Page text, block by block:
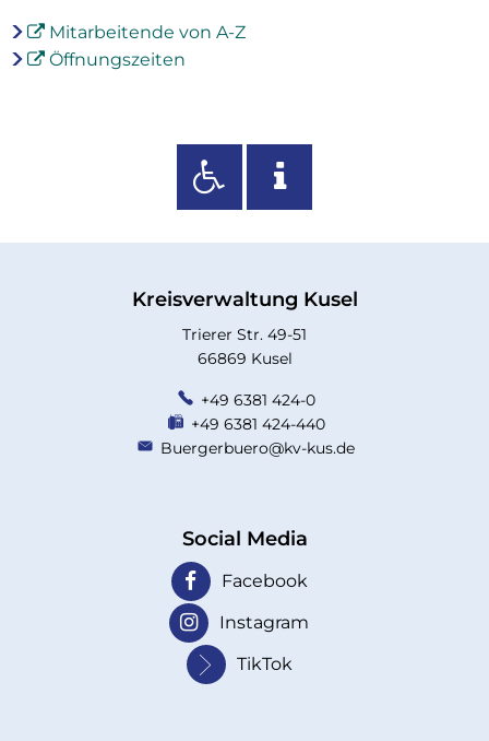
Mitarbeitende von A-Z
Öffnungszeiten
Kreisverwaltung Kusel
Trierer Str. 49-51
66869 Kusel
+49 6381 424-0
+49 6381 424-440
Buergerbuero@kv-kus.de
Social Media
Facebook
Instagram
TikTok